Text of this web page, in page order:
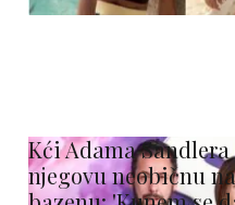
Kći Adama
njegovu neobičnu